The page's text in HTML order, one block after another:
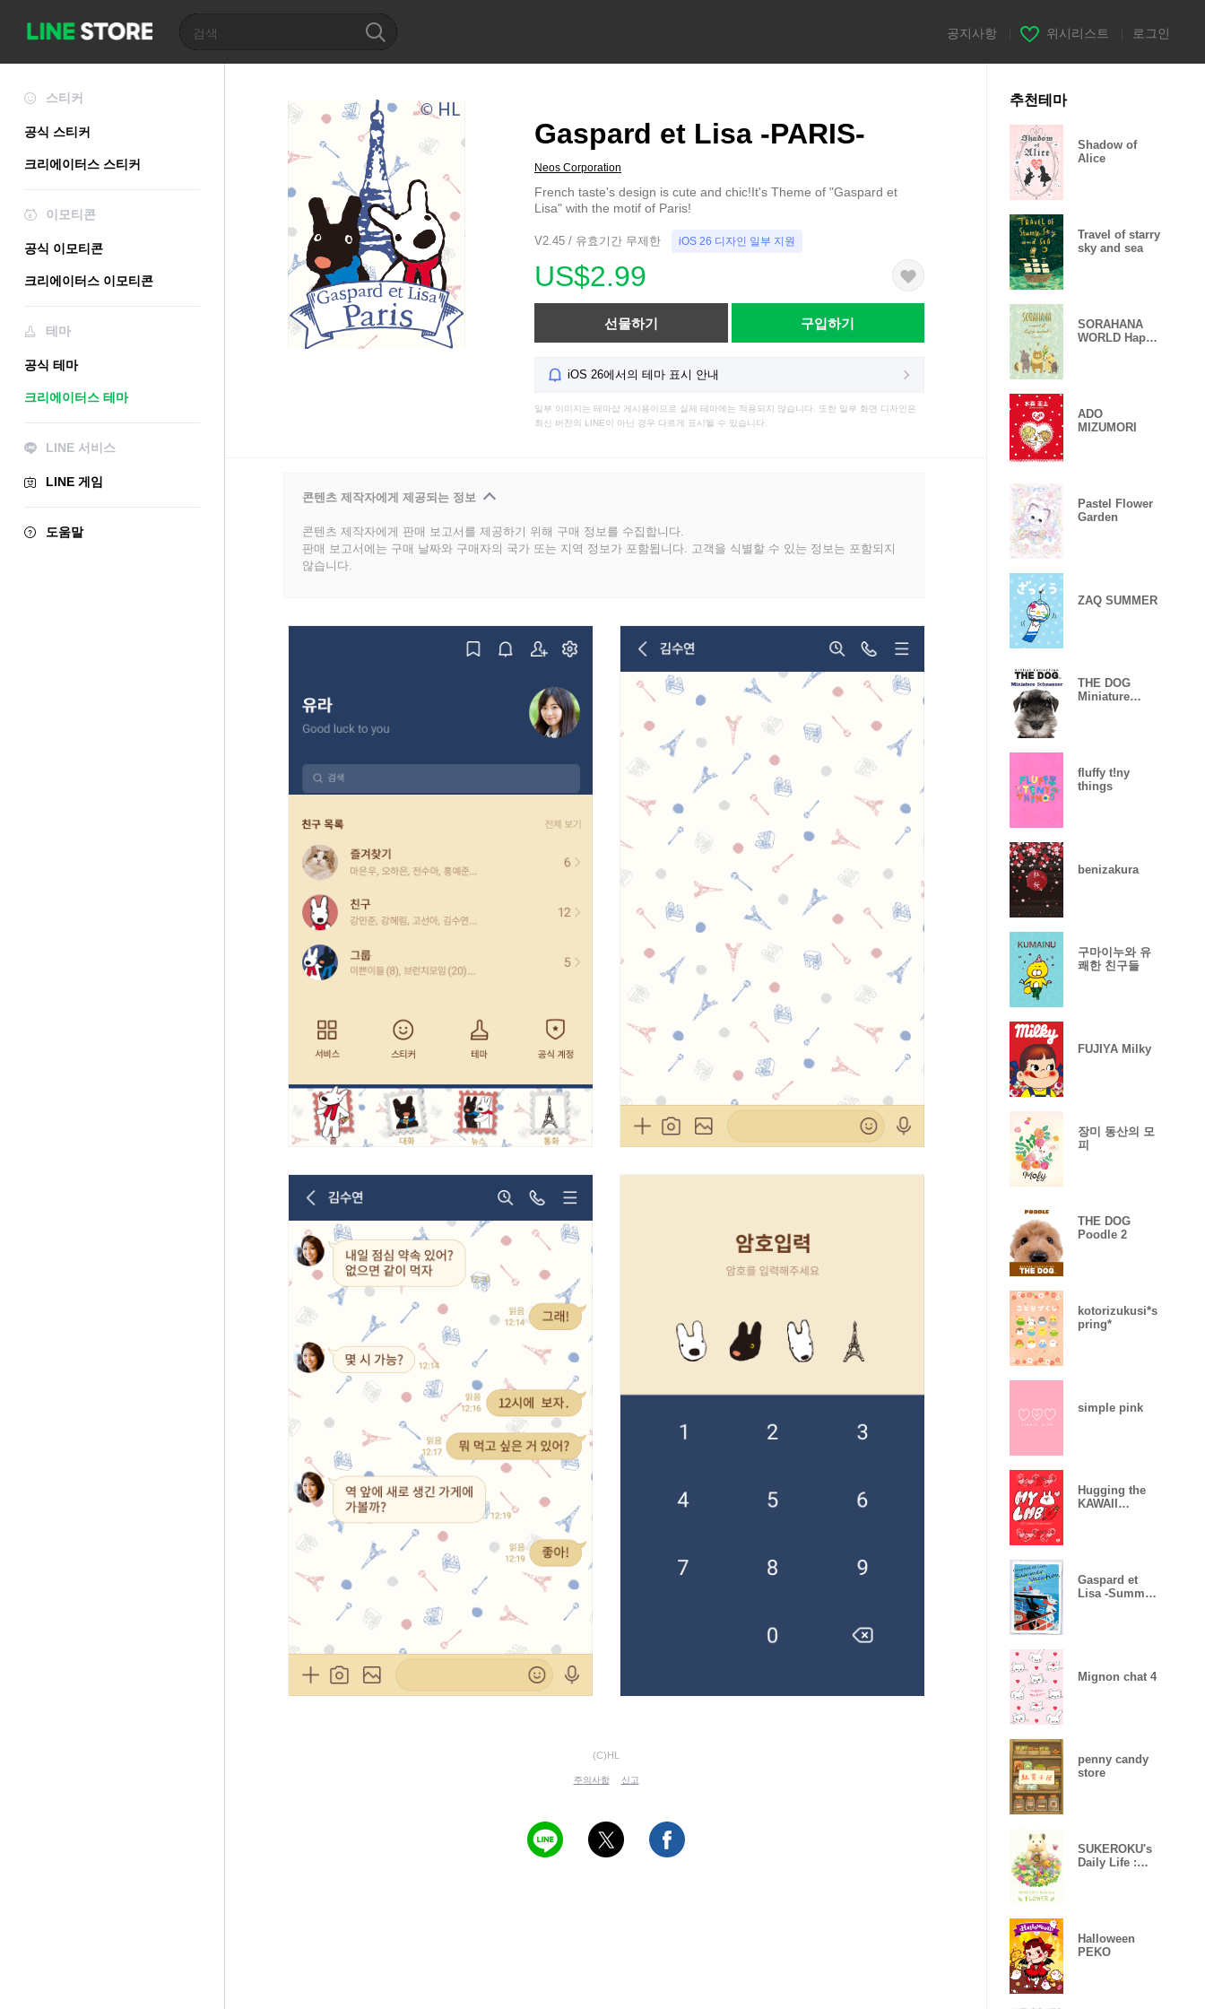
공지사항 위시리스트 로그인
스티커
공식 스티커
크리에이터스 스티커
이모티콘
공식 이모티콘
크리에이터스 이모티콘
테마
공식 테마
크리에이터스 테마
LINE 서비스
LINE 게임
도움말
Gaspard et Lisa -PARIS-
Neos Corporation
French taste's design is cute and chic!It's Theme of "Gaspard et
Lisa" with the motif of Paris!
V2.45 / 유효기간 무제한 iOS 26 디자인 일부 지원
US$2.99
선물하기 구입하기
iOS 26에서의 테마 표시 안내
일부 이미지는 테마샵 게시용이므로 실제 테마에는 적용되지 않습니다. 또한 일부 화면 디자인은
최신 버전의 LINE이 아닌 경우 다르게 표시될 수 있습니다.
콘텐츠 제작자에게 제공되는 정보
콘텐츠 제작자에게 판매 보고서를 제공하기 위해 구매 정보를 수집합니다.
판매 보고서에는 구매 날짜와 구매자의 국가 또는 지역 정보가 포함됩니다. 고객을 식별할 수 있는 정보는 포함되지
않습니다.
(C)HL
주의사항 신고
추천테마
Shadow of
Alice
Travel of starry
sky and sea
SORAHANA
WORLD Happy
ADO
MIZUMORI
Pastel Flower
Garden
ZAQ SUMMER
THE DOG
Miniature
fluffy t!ny
things
benizakura
구마이누와 유
쾌한 친구들
FUJIYA Milky
장미 동산의 모
피
THE DOG
Poodle 2
kotorizukusi*s
pring*
simple pink
Hugging the
KAWAII
Gaspard et
Lisa -Summer
Mignon chat 4
penny candy
store
SUKEROKU's
Daily Life :
Halloween
PEKO